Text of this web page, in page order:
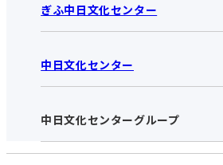
ぎふ中日文化センター
ぎふ中日文化センターHOME
お知らせ
アクセス･営業時間
お申し込みの流れ
入会と受講のご案内
中日文化センター
中日文化センターHOME
中日文化センターとは
受講規約・会員特典
中日文化センターグループ